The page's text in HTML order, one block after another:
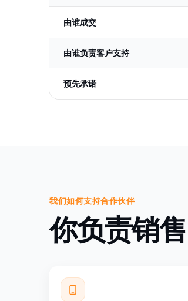
由谁成交
由谁负责客户支持
预先承诺
我们如何支持合作伙伴
你负责销